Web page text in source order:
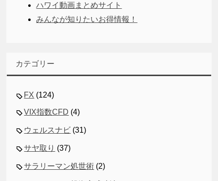
ハワイ動画まとめサイト
みんなが知りたいお得情報！
カテゴリー
FX (124)
VIX指数CFD (4)
ウェルスナビ (31)
サヤ取り (37)
サラリーマン処世術 (2)